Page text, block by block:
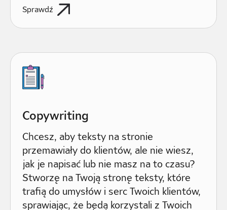
Sprawdź
Copywriting
Chcesz, aby teksty na stronie
przemawiały do klientów, ale nie wiesz,
jak je napisać lub nie masz na to czasu?
Stworzę na Twoją stronę teksty, które
trafią do umysłów i serc Twoich klientów,
sprawiając, że będą korzystali z Twoich